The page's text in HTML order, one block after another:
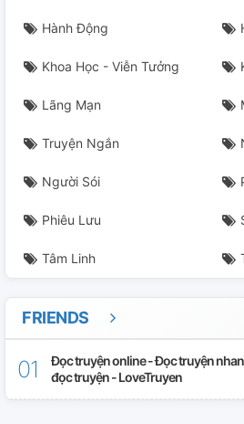
Hành Động
Khoa Học - Viễn Tưởng
Lãng Mạn
Truyện Ngắn
Người Sói
Phiêu Lưu
Tâm Linh
FRIENDS
Đọc truyện online - Đọc truyện
đọc truyện - LoveTruyen